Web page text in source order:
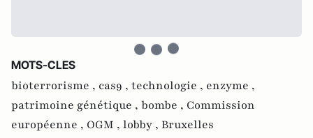
MOTS-CLES
bioterrorisme , cas9 , technologie , enzyme ,
patrimoine génétique , bombe , Commission
européenne , OGM , lobby , Bruxelles